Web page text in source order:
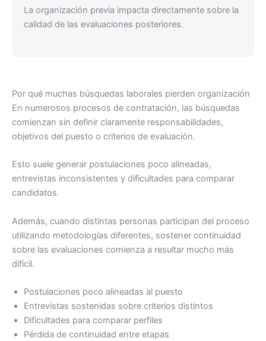
La organización previa impacta directamente sobre la
calidad de las evaluaciones posteriores.
Por qué muchas búsquedas laborales pierden organización
En numerosos procesos de contratación, las búsquedas
comienzan sin definir claramente responsabilidades,
objetivos del puesto o criterios de evaluación.
Esto suele generar postulaciones poco alineadas,
entrevistas inconsistentes y dificultades para comparar
candidatos.
Además, cuando distintas personas participan del proceso
utilizando metodologías diferentes, sostener continuidad
sobre las evaluaciones comienza a resultar mucho más
difícil.
Postulaciones poco alineadas al puesto
Entrevistas sostenidas sobre criterios distintos
Dificultades para comparar perfiles
Pérdida de continuidad entre etapas